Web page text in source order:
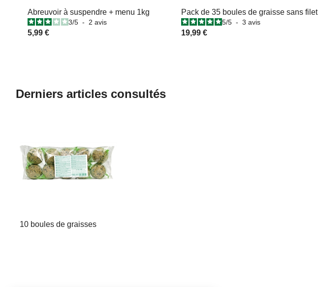
Abreuvoir à suspendre + menu 1kg
3/5 - 2 avis
5,99 €
Pack de 35 boules de graisse sans filet
5/5 - 3 avis
19,99 €
Derniers articles consultés
10 boules de graisses